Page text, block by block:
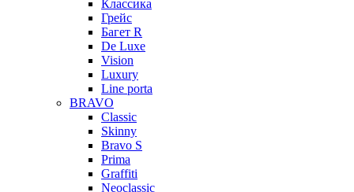
Классика
Грейс
Багет R
De Luxe
Vision
Luxury
Line porta
BRAVO
Classic
Skinny
Bravo S
Prima
Graffiti
Neoclassic